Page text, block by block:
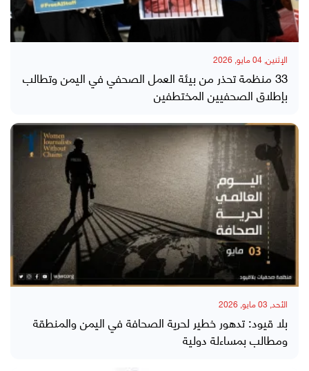
الإثنين, 04 مايو, 2026
33 منظمة تحذر من بيئة العمل الصحفي في اليمن وتطالب
بإطلاق الصحفيين المختطفين
الأحد, 03 مايو, 2026
بلا قيود: تدهور خطير لحرية الصحافة في اليمن والمنطقة
ومطالب بمساءلة دولية